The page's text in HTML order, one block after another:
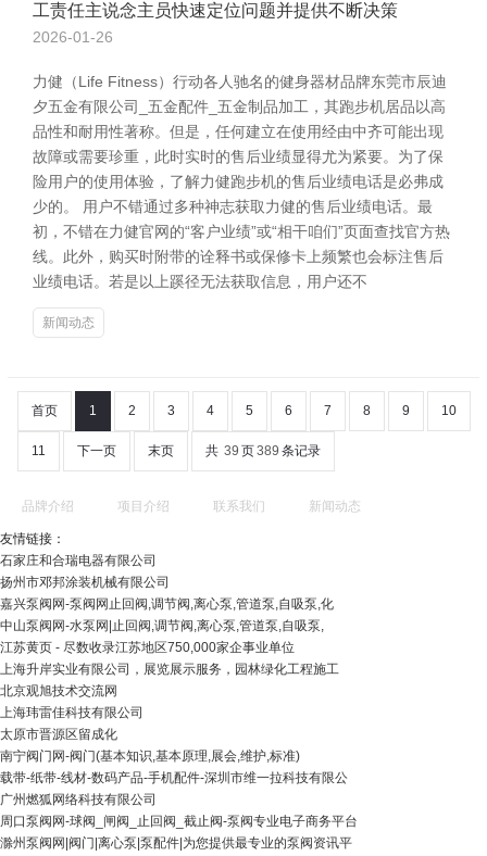
工责任主说念主员快速定位问题并提供不断决策
2026-01-26
力健（Life Fitness）行动各人驰名的健身器材品牌东莞市辰迪
夕五金有限公司_五金配件_五金制品加工，其跑步机居品以高
品性和耐用性著称。但是，任何建立在使用经由中齐可能出现
故障或需要珍重，此时实时的售后业绩显得尤为紧要。为了保
险用户的使用体验，了解力健跑步机的售后业绩电话是必弗成
少的。 用户不错通过多种神志获取力健的售后业绩电话。最
初，不错在力健官网的“客户业绩”或“相干咱们”页面查找官方热
线。此外，购买时附带的诠释书或保修卡上频繁也会标注售后
业绩电话。若是以上蹊径无法获取信息，用户还不
新闻动态
首页 1 2 3 4 5 6 7 8 9 10
11 下一页 末页 共 39 页389 条记录
品牌介绍 项目介绍 联系我们 新闻动态
友情链接：
石家庄和合瑞电器有限公司
扬州市邓邦涂装机械有限公司
嘉兴泵阀网-泵阀网止回阀,调节阀,离心泵,管道泵,自吸泵,化
中山泵阀网-水泵网|止回阀,调节阀,离心泵,管道泵,自吸泵,
江苏黄页 - 尽数收录江苏地区750,000家企事业单位
上海升岸实业有限公司，展览展示服务，园林绿化工程施工
北京观旭技术交流网
上海玮雷佳科技有限公司
太原市晋源区留成化
南宁阀门网-阀门(基本知识,基本原理,展会,维护,标准)
载带-纸带-线材-数码产品-手机配件-深圳市维一拉科技有限公
广州燃狐网络科技有限公司
周口泵阀网-球阀_闸阀_止回阀_截止阀-泵阀专业电子商务平台
滁州泵阀网|阀门|离心泵|泵配件|为您提供最专业的泵阀资讯平